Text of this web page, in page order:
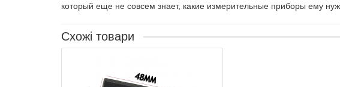
который еще не совсем знает, какие измерительные приборы ему
Схожі товари